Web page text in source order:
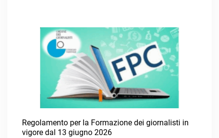
Regolamento per la Formazione dei giornalisti in
vigore dal 13 giugno 2026